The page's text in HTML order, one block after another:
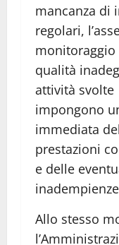
mancanza di
regolari,
monitoraggio
qualità
attività svolte
impongono
immediata
prestazioni
e delle
Allo stesso